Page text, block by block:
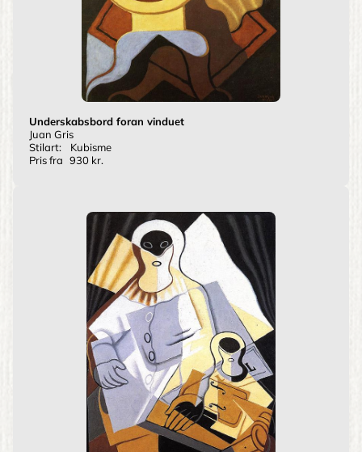
Underskabsbord foran vinduet
Juan Gris
Stilart:
Kubisme
Pris fra 930 kr.